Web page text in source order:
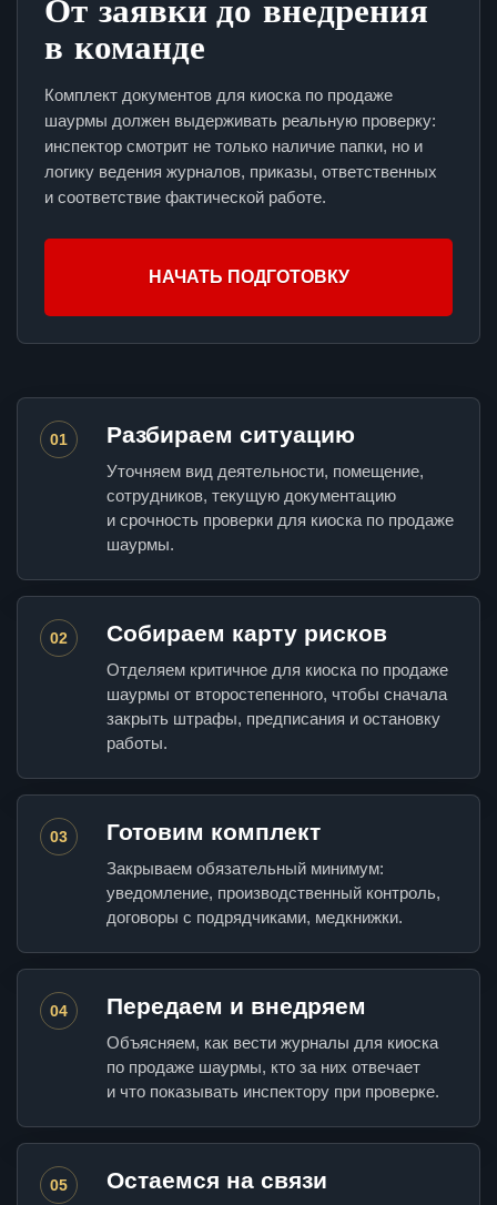
в команде
Комплект документов для киоска по продаже
шаурмы должен выдерживать реальную проверку:
инспектор смотрит не только наличие папки, но и
логику ведения журналов, приказы, ответственных
и соответствие фактической работе.
НАЧАТЬ ПОДГОТОВКУ
01 Разбираем ситуацию
Уточняем вид деятельности, помещение,
сотрудников, текущую документацию
и срочность проверки для киоска по продаже
шаурмы.
02 Собираем карту рисков
Отделяем критичное для киоска по продаже
шаурмы от второстепенного, чтобы сначала
закрыть штрафы, предписания и остановку
работы.
03 Готовим комплект
Закрываем обязательный минимум:
уведомление, производственный контроль,
договоры с подрядчиками, медкнижки.
04 Передаем и внедряем
Объясняем, как вести журналы для киоска
по продаже шаурмы, кто за них отвечает
и что показывать инспектору при проверке.
05 Остаемся на связи